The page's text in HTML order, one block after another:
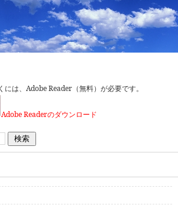
は、 Adobe Reader （無料）が必要です。
Adobe Readerのダウンロード